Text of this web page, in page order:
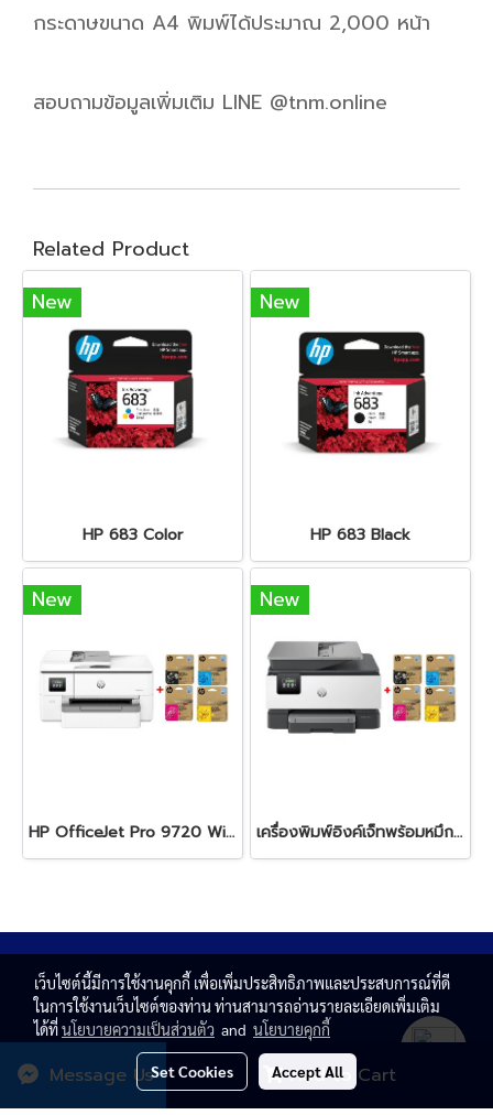
Add to Cart
Message Us
กระดาษขนาด A4 พิมพ์ได้ประมาณ 2,000 หน้า
สอบถามข้อมูลเพิ่มเติม LINE @tnm.online
Related Product
New
HP 683 Color
New
HP 683 Black
New
HP OfficeJet Pro 9720 Wide Format All-in-One + HP 938e BK/C/M/Y
New
เครื่องพิมพ์อิงค์เจ็ทพร้อมหมึก HP OfficeJet Pro 9120 + HP 938e BK/C/M/Y
© Copyright 2020 All rights reserved. T.N. MAGNATE
เว็บไซต์นี้มีการใช้งานคุกกี้ เพื่อเพิ่มประสิทธิภาพและประสบการณ์ที่ดี
ในการใช้งานเว็บไซต์ของท่าน ท่านสามารถอ่านรายละเอียดเพิ่มเติม
ได้ที่นโยบายความเป็นส่วนตัว and นโยบายคุกกี้
Set Cookies Accept All